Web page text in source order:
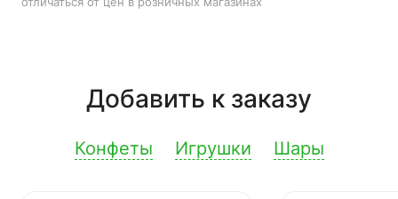
Добавить к заказу
Конфеты Игрушки Шары